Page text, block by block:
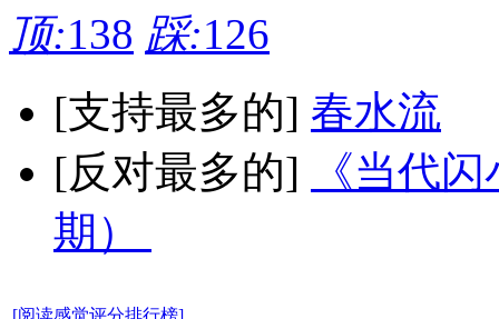
顶:138 踩:126
[支持最多的] 春水流
[反对最多的]
《当代
期）